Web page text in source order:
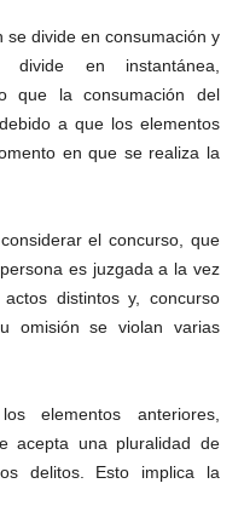
divide en consumación y
en instantánea,
que la consumación del
a que los elementos
en que se realiza la
el concurso, que
es juzgada a la vez
distintos y, concurso
omisión se violan varias
elementos anteriores,
acepta una pluralidad de
delitos. Esto implica la